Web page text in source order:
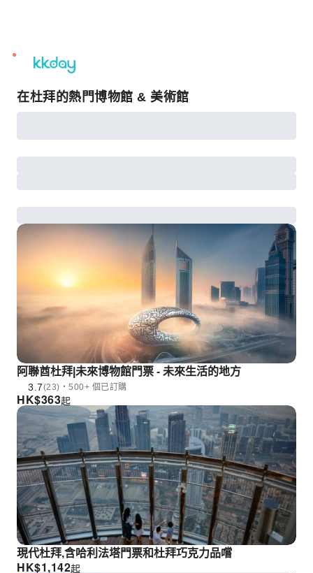
unread
notifications
在杜拜的熱門博物館 & 美術館
阿聯酋杜拜|未來博物館門票 - 未來生活的地方
3.7(23)・500+ 個已訂購
HK$363起
現代杜拜,含哈利法塔門票和杜拜巧克力品嚐
HK$1,142起